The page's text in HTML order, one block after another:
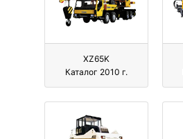
XZ65K
Каталог 2010 г.